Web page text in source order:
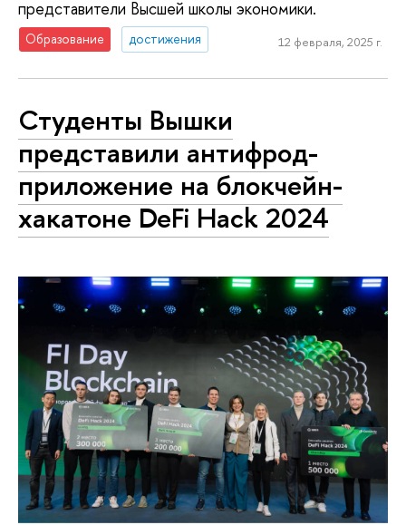
представители Высшей школы экономики.
Образование достижения 12 февраля, 2025 г.
Студенты Вышки
представили антифрод-
приложение на блокчейн-
хакатоне DeFi Hack 2024